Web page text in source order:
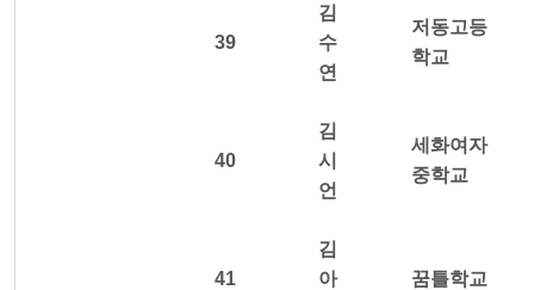
39
김
수
연
저동고등
학교
40
김
시
언
세화여자
중학교
41
김
아
꿈틀학교